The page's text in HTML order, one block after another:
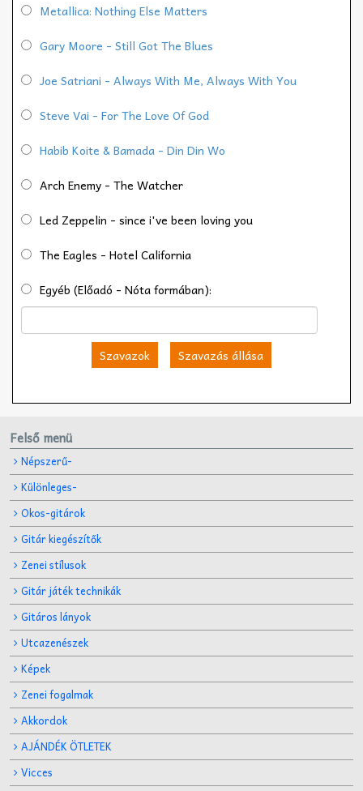
Metallica: Nothing Else Matters
Gary Moore - Still Got The Blues
Joe Satriani - Always With Me, Always With You
Steve Vai - For The Love Of God
Habib Koite & Bamada - Din Din Wo
Arch Enemy - The Watcher
Led Zeppelin - since i've been loving you
The Eagles - Hotel California
Egyéb (Előadó - Nóta formában):
Szavazok Szavazás állása
Felső menü
Népszerű-
Különleges-
Okos-gitárok
Gitár kiegészítők
Zenei stílusok
Gitár játék technikák
Gitáros lányok
Utcazenészek
Képek
Zenei fogalmak
Akkordok
AJÁNDÉK ÖTLETEK
Vicces